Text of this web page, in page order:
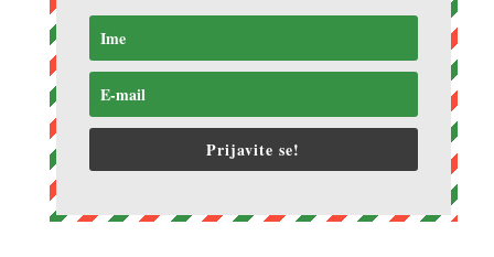
Prijavite se!